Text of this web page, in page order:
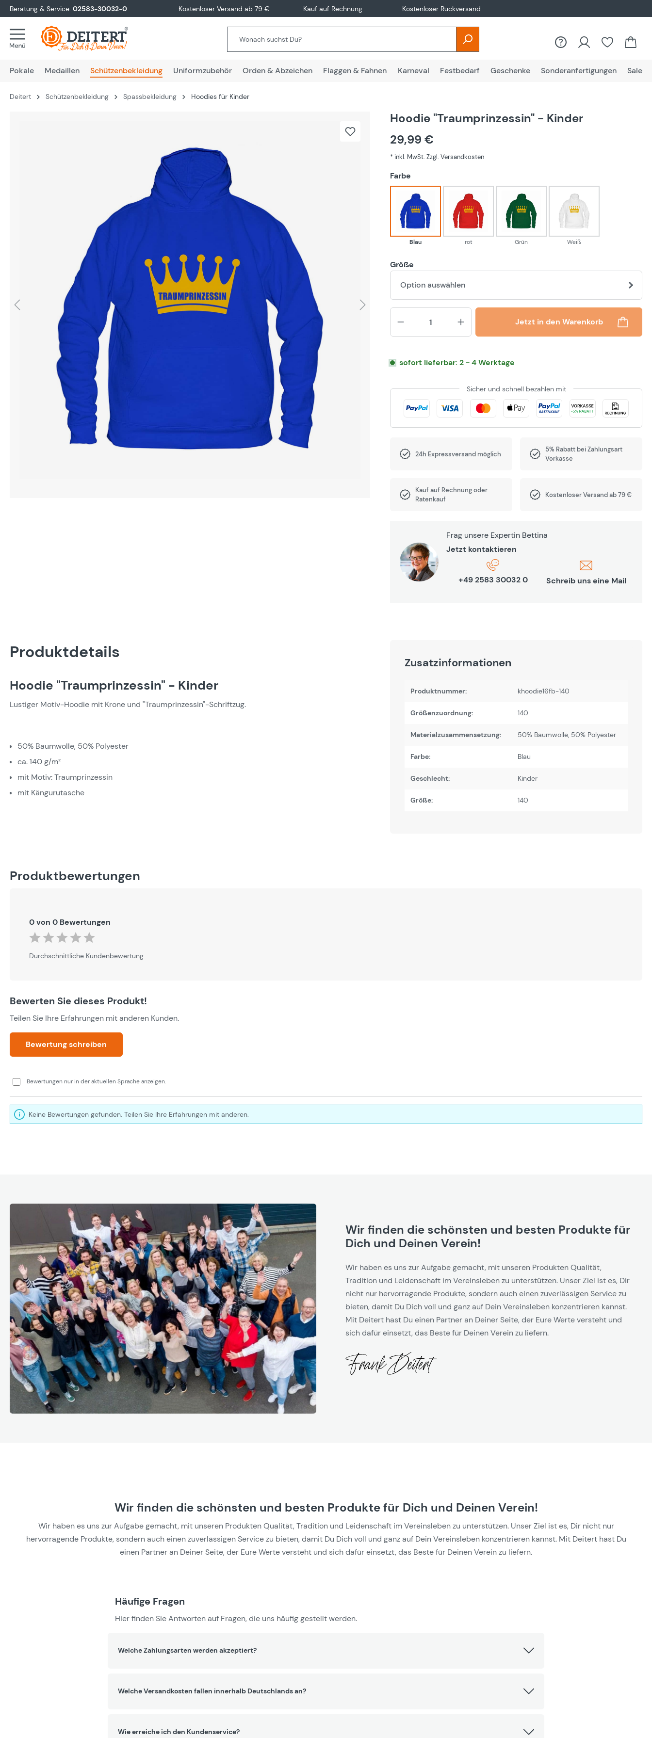
Zur Hauptnavigation springen
Beratung & Service: 02583-30032-0 Kostenloser Versand ab 79 € Kauf auf Rechnung Kostenloser Rückversand
Pokale Medaillen Schützenbekleidung Uniformzubehör Orden & Abzeichen Flaggen & Fahnen Karneval Festbedarf Geschenke Sonderanfertigungen Sale
Deitert Schützenbekleidung Spassbekleidung Hoodies für Kinder
Hoodie "Traumprinzessin" - Kinder
29,99 €
* inkl. MwSt. Zzgl. Versandkosten
Farbe
Blau
Blau
rot
rot
Grün
Grün
Weiß
Weiß
Größe
Option auswählen
Produkt Anzahl: Gib den
Jetzt in den Warenkorb
sofort lieferbar: 2 - 4 Werktage
Sicher und schnell bezahlen mit
24h Expressversand möglich
5% Rabatt bei Zahlungsart
Vorkasse
Kauf auf Rechnung oder
Ratenkauf
Kostenloser Versand ab 79 €
Frag unsere Expertin Bettina
Jetzt kontaktieren
+49 2583 30032 0 Schreib uns eine Mail
Produktdetails
Hoodie "Traumprinzessin" - Kinder
Lustiger Motiv-Hoodie mit Krone und "Traumprinzessin"-Schriftzug.
50% Baumwolle, 50% Polyester
ca. 140 g/m²
mit Motiv: Traumprinzessin
mit Kängurutasche
Zusatzinformationen
Produktnummer: khoodie16fb-140
Größenzuordnung: 140
Materialzusammensetzung: 50% Baumwolle, 50% Polyester
Farbe: Blau
Geschlecht: Kinder
Größe: 140
Produktbewertungen
0 von 0 Bewertungen
Durchschnittliche Bewertung von 0 von 5 Sternen
Durchschnittliche Kundenbewertung
Bewerten Sie dieses Produkt!
Teilen Sie Ihre Erfahrungen mit anderen Kunden.
Bewertung schreiben
Bewertungen nur in der aktuellen Sprache anzeigen.
Keine Bewertungen gefunden. Teilen Sie Ihre Erfahrungen mit anderen.
Wir finden die schönsten und besten Produkte für
Dich und Deinen Verein!
Wir haben es uns zur Aufgabe gemacht, mit unseren Produkten Qualität,
Tradition und Leidenschaft im Vereinsleben zu unterstützen. Unser Ziel ist es, Dir
nicht nur hervorragende Produkte, sondern auch einen zuverlässigen Service zu
bieten, damit Du Dich voll und ganz auf Dein Vereinsleben konzentrieren kannst.
Mit Deitert hast Du einen Partner an Deiner Seite, der Eure Werte versteht und
sich dafür einsetzt, das Beste für Deinen Verein zu liefern.
Wir finden die schönsten und besten Produkte für Dich und Deinen Verein!
Wir haben es uns zur Aufgabe gemacht, mit unseren Produkten Qualität, Tradition und Leidenschaft im Vereinsleben zu unterstützen. Unser Ziel ist es, Dir nicht nur
hervorragende Produkte, sondern auch einen zuverlässigen Service zu bieten, damit Du Dich voll und ganz auf Dein Vereinsleben konzentrieren kannst. Mit Deitert hast Du
einen Partner an Deiner Seite, der Eure Werte versteht und sich dafür einsetzt, das Beste für Deinen Verein zu liefern.
Häufige Fragen
Hier finden Sie Antworten auf Fragen, die uns häufig gestellt werden.
Welche Zahlungsarten werden akzeptiert?
Welche Versandkosten fallen innerhalb Deutschlands an?
Wie erreiche ich den Kundenservice?